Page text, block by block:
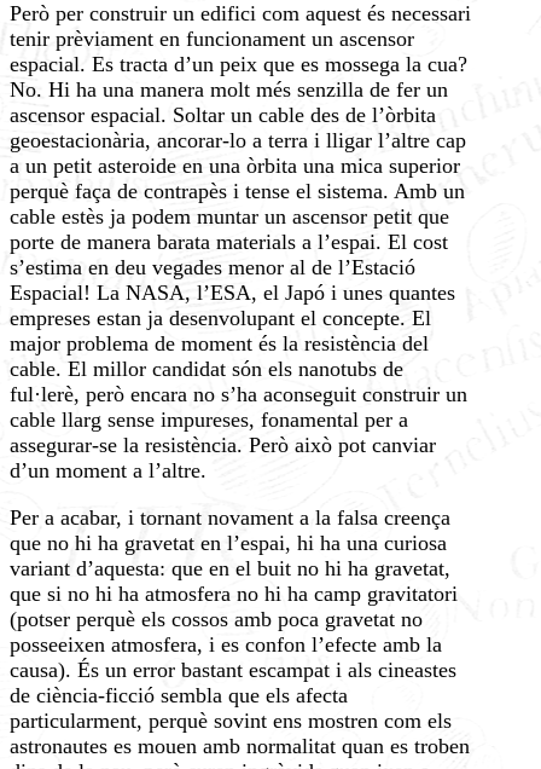
Però per construir un edifici com aquest és necessari
tenir prèviament en funcionament un ascensor
espacial. Es tracta d’un peix que es mossega la cua?
No. Hi ha una manera molt més senzilla de fer un
ascensor espacial. Soltar un cable des de l’òrbita
geoestacionària, ancorar-lo a terra i lligar l’altre cap
a un petit asteroide en una òrbita una mica superior
perquè faça de contrapès i tense el sistema. Amb un
cable estès ja podem muntar un ascensor petit que
porte de manera barata materials a l’espai. El cost
s’estima en deu vegades menor al de l’Estació
Espacial! La NASA, l’ESA, el Japó i unes quantes
empreses estan ja desenvolupant el concepte. El
major problema de moment és la resistència del
cable. El millor candidat són els nanotubs de
ful·lerè, però encara no s’ha aconseguit construir un
cable llarg sense impureses, fonamental per a
assegurar-se la resistència. Però això pot canviar
d’un moment a l’altre.
Per a acabar, i tornant novament a la falsa creença
que no hi ha gravetat en l’espai, hi ha una curiosa
variant d’aquesta: que en el buit no hi ha gravetat,
que si no hi ha atmosfera no hi ha camp gravitatori
(potser perquè els cossos amb poca gravetat no
posseeixen atmosfera, i es confon l’efecte amb la
causa). És un error bastant escampat i als cineastes
de ciència-ficció sembla que els afecta
particularment, perquè sovint ens mostren com els
astronautes es mouen amb normalitat quan es troben